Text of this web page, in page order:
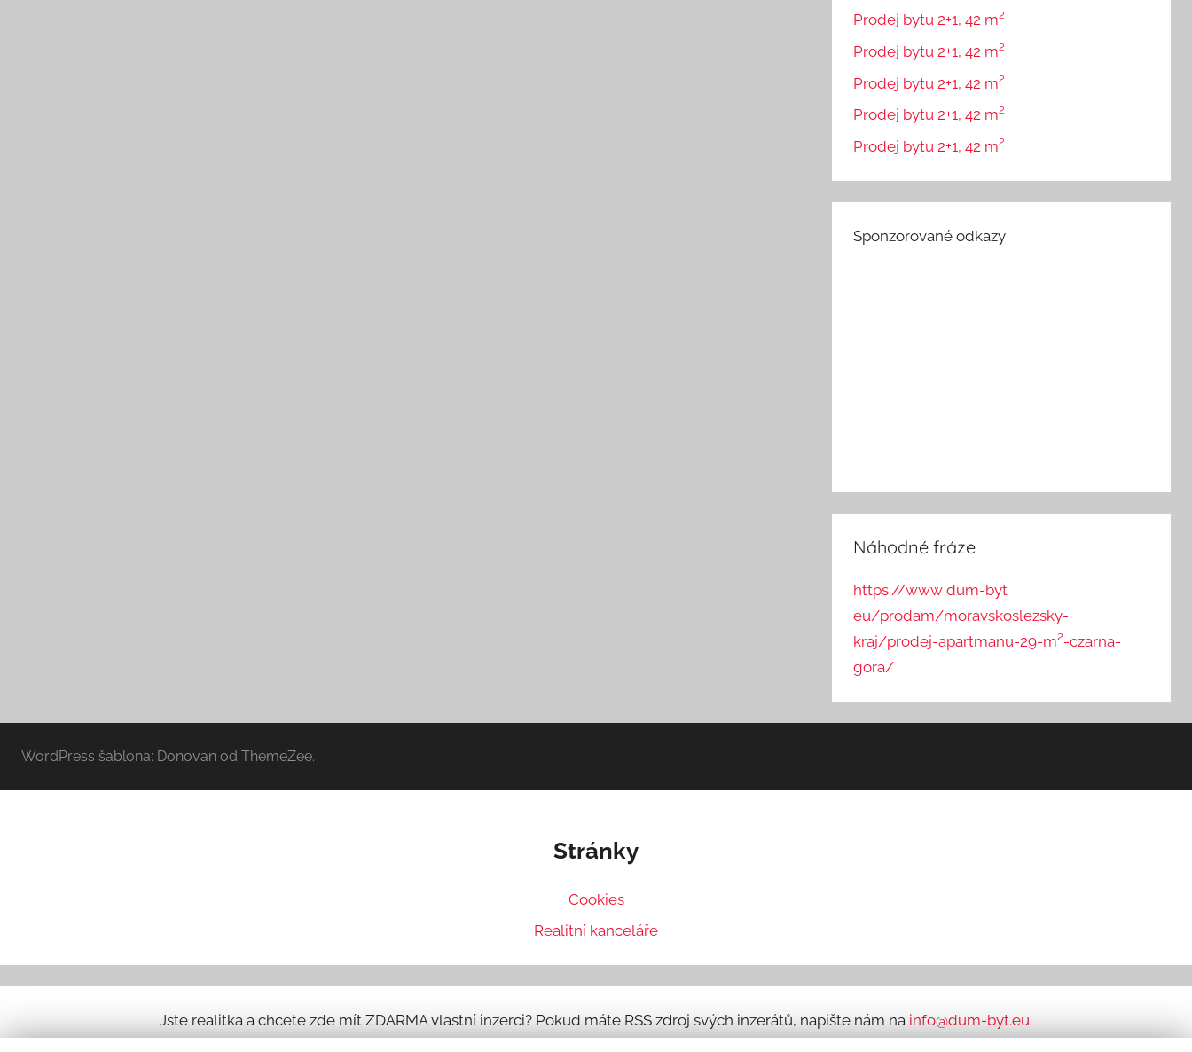
Prodej bytu 2+1, 42 m²
Prodej bytu 2+1, 42 m²
Prodej bytu 2+1, 42 m²
Prodej bytu 2+1, 42 m²
Prodej bytu 2+1, 42 m²
Sponzorované odkazy
Náhodné fráze
https://www dum-byt
eu/prodam/moravskoslezsky-
kraj/prodej-apartmanu-29-m²-czarna-
gora/
WordPress šablona: Donovan od ThemeZee.
Stránky
Cookies
Realitní kanceláře
Jste realitka a chcete zde mít ZDARMA vlastní inzerci? Pokud máte RSS zdroj svých inzerátů, napište nám na info@dum-byt.eu.